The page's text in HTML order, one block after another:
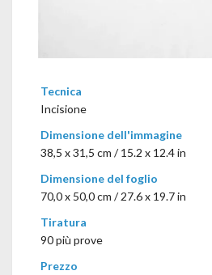
Tecnica
Incisione
Dimensione dell'immagine
38,5 x 31,5 cm / 15.2 x 12.4 in
Dimensione del foglio
70,0 x 50,0 cm / 27.6 x 19.7 in
Tiratura
90 più prove
Prezzo